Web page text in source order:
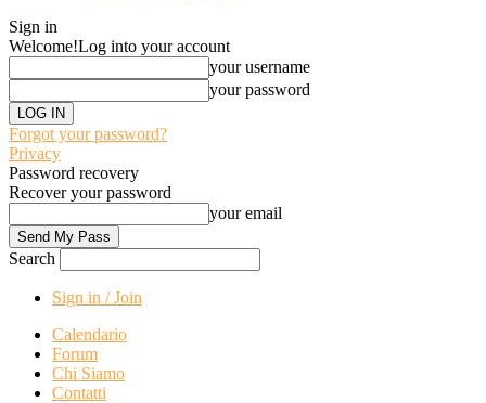
Sign in
Welcome!Log into your account
your username
your password
Forgot your password?
Privacy
Password recovery
Recover your password
your email
Search
Sign in / Join
Calendario
Forum
Chi Siamo
Contatti